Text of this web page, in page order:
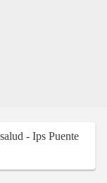
- Ips Puente